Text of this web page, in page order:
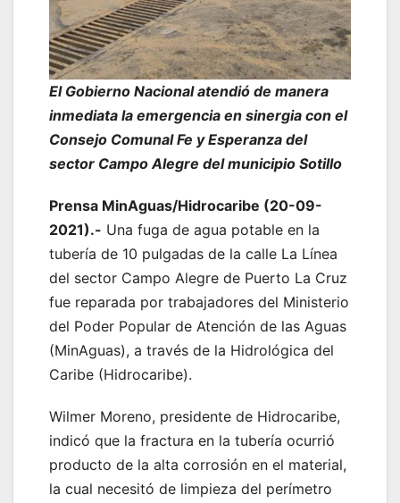
El Gobierno Nacional atendió de manera
inmediata la emergencia en sinergia con el
Consejo Comunal Fe y Esperanza del
sector Campo Alegre del municipio Sotillo
Prensa MinAguas/Hidrocaribe (20-09-
2021).- Una fuga de agua potable en la
tubería de 10 pulgadas de la calle La Línea
del sector Campo Alegre de Puerto La Cruz
fue reparada por trabajadores del Ministerio
del Poder Popular de Atención de las Aguas
(MinAguas), a través de la Hidrológica del
Caribe (Hidrocaribe).
Wilmer Moreno, presidente de Hidrocaribe,
indicó que la fractura en la tubería ocurrió
producto de la alta corrosión en el material,
la cual necesitó de limpieza del perímetro